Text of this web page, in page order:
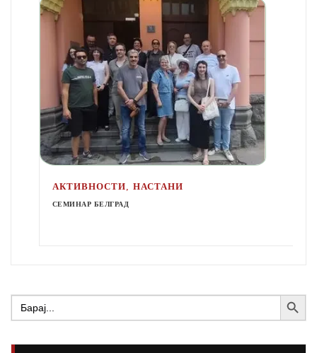
АКТИВНОСТИ,НАСТАНИ
СЕМИНАР БЕЛГРАД
Search
for:
Search Button